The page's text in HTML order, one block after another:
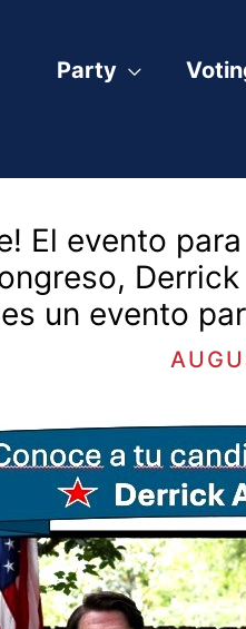
Party
El evento
es un evento